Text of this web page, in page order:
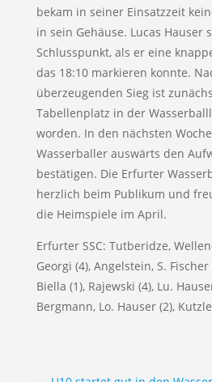
bekam in seiner Einsatzzeit
in sein Gehäuse. Lucas Hauser
Schlusspunkt, als er eine
das 18:10 markieren konnte.
überzeugenden Sieg ist
Tabellenplatz in der
worden. In den nächsten
Wasserballer auswärts den
bestätigen. Die Erfurter
herzlich beim Publikum und
die Heimspiele im April.
Erfurter SSC: Tutberidze,
Georgi (4), Angelstein, S. Fischer
Biella (1), Rajewski (4), Lu.
Bergmann, Lo. Hauser (2),